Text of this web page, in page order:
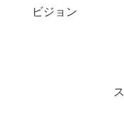
ビジョン